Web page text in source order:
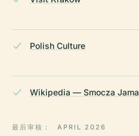
Polish Culture
Wikipedia — Smocza Jama
最后审核： APRIL 2026